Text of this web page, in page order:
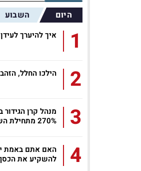
היום השבוע
1 איך להיערך
2 הילכו החלל, הזהב
3
270% מתחילת השנה - ומה אפשר...
4
האם אתם באמת
להשקיע את